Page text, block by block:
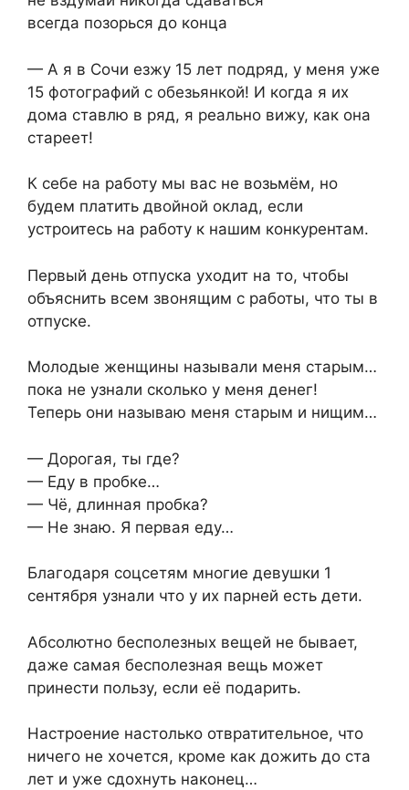
всегда позорься до конца
— А я в Сочи езжу 15 лет подряд, у меня уже
15 фотографий с обезьянкой! И когда я их
дома ставлю в ряд, я реально вижу, как она
стареет!
К себе на работу мы вас не возьмём, но
будем платить двойной оклад, если
устроитесь на работу к нашим конкурентам.
Первый день отпуска уходит на то, чтобы
объяснить всем звонящим с работы, что ты в
отпуске.
Молодые женщины называли меня старым…
пока не узнали сколько у меня денег!
Теперь они называю меня старым и нищим…
— Дорогая, ты где?
— Еду в пробке…
— Чё, длинная пробка?
— Не знаю. Я первая еду…
Благодаря соцсетям многие девушки 1
сентября узнали что у их парней есть дети.
Абсолютно бесполезных вещей не бывает,
даже самая бесполезная вещь может
принести пользу, если её подарить.
Настроение настолько отвратительное, что
ничего не хочется, кроме как дожить до ста
лет и уже сдохнуть наконец…